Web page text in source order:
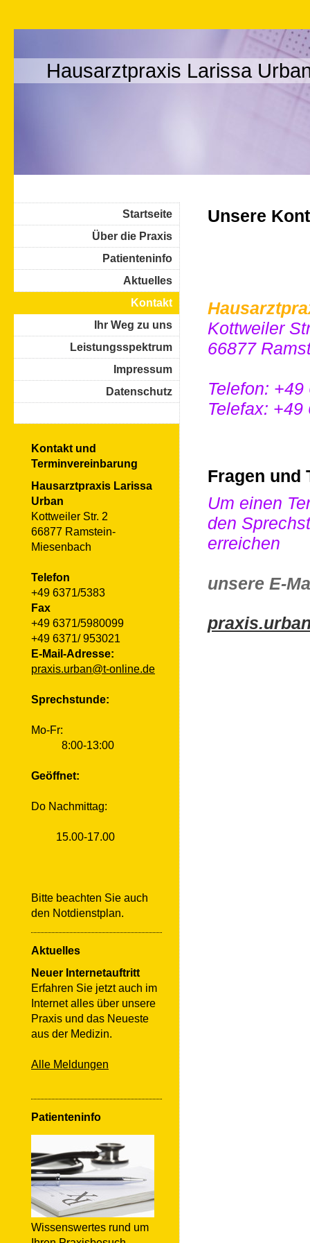
Hausarztpraxis Larissa
Unsere
Kottweiler
66877
Telefon:
Telefax: +49
Fragen und
Um einen
den
erreichen
unsere E-
Startseite
Über die Praxis
Patienteninfo
Aktuelles
Kontakt
Ihr Weg zu uns
Leistungsspektrum
Impressum
Datenschutz
Kontakt und
Terminvereinbarung
Hausarztpraxis Larissa
Urban
Kottweiler Str. 2
66877 Ramstein-
Miesenbach
Telefon
+49 6371/5383
Fax
+49 6371/5980099
+49 6371/ 953021
E-Mail-Adresse:
praxis.urban@t-online.de
Sprechstunde:
Mo-Fr:
8:00-13:00
Geöffnet:
Do Nachmittag:
15.00-17.00
Bitte beachten Sie auch
den Notdienstplan.
Aktuelles
Neuer Internetauftritt
Erfahren Sie jetzt auch im
Internet alles über unsere
Praxis und das Neueste
aus der Medizin.
Alle Meldungen
Patienteninfo
Wissenswertes rund um